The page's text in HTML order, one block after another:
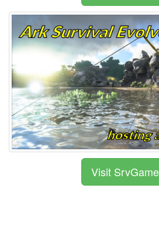
Visit